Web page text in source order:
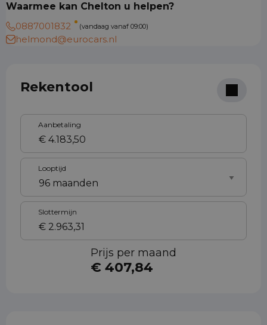
Waarmee kan Chelton u helpen?
0887001832
(vandaag vanaf 09:00)
helmond@eurocars.nl
Rekentool
Aanbetaling
Looptijd
Slottermijn
Prijs per maand
€ 407,84